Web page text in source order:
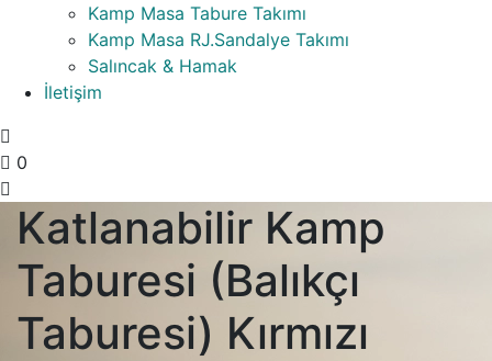
Kamp Masa Tabure Takımı
Kamp Masa RJ.Sandalye Takımı
Salıncak & Hamak
İletişim
0
Katlanabilir Kamp
Taburesi (Balıkçı
Taburesi) Kırmızı